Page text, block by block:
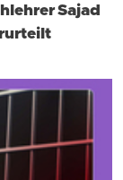
Sajad